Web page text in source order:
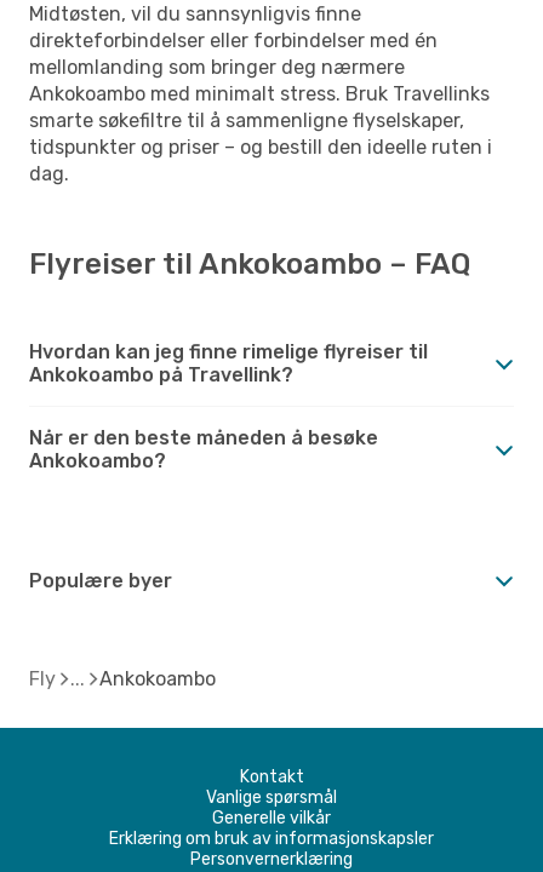
Midtøsten, vil du sannsynligvis finne
direkteforbindelser eller forbindelser med én
mellomlanding som bringer deg nærmere
Ankokoambo med minimalt stress. Bruk Travellinks
smarte søkefiltre til å sammenligne flyselskaper,
tidspunkter og priser – og bestill den ideelle ruten i
dag.
Flyreiser til Ankokoambo – FAQ
Hvordan kan jeg finne rimelige flyreiser til
Ankokoambo på Travellink?
Når er den beste måneden å besøke
Ankokoambo?
Populære byer
Fly Ankokoambo
Kontakt
Vanlige spørsmål
Generelle vilkår
Erklæring om bruk av informasjonskapsler
Personvernerklæring